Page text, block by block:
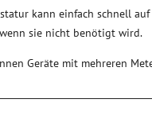
kann einfach schnell
sie nicht benötigt wird.
Geräte mit mehreren